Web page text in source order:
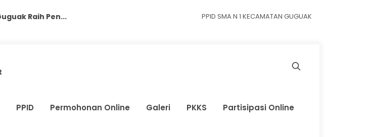
Raih Pen...
Bekali...
SMANSAGU 2026...
PPID SMA N 1 KECAMATAN GUGUAK
PPID Permohonan Online Galeri PKKS Partisipasi Online